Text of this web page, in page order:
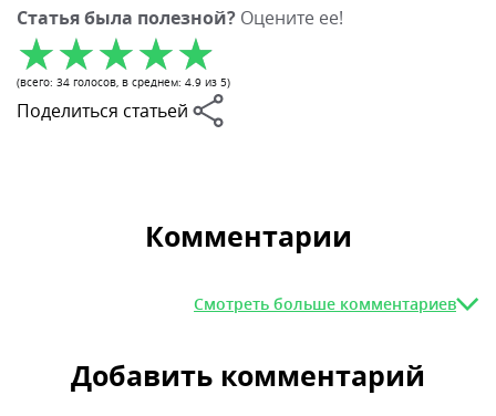
Статья была полезной? Оцените ее!
(всего: 34 голосов, в среднем: 4.9 из 5)
Поделиться статьей
Комментарии
Смотреть больше комментариев
Добавить комментарий